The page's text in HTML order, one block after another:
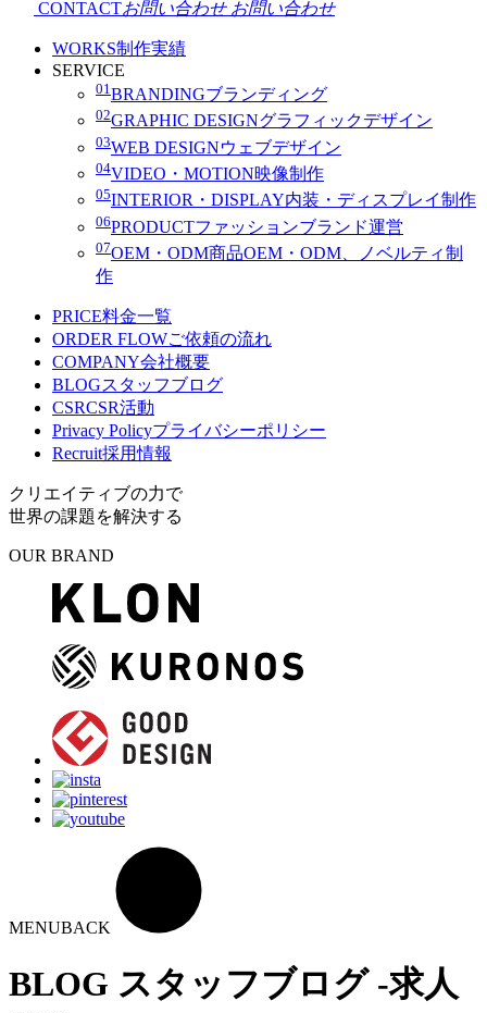
CONTACTお問い合わせ お問い合わせ
WORKS制作実績
SERVICE
01 BRANDINGブランディング
02GRAPHIC DESIGNグラフィックデザイン
03WEB DESIGNウェブデザイン
04VIDEO・MOTION映像制作
05INTERIOR・DISPLAY内装・ディスプレイ制作
06PRODUCTファッションブランド運営
07OEM・ODM商品OEM・ODM、ノベルティ制
作
PRICE料金一覧
ORDER FLOWご依頼の流れ
COMPANY会社概要
BLOGスタッフブログ
CSRCSR活動
Privacy Policyプライバシーポリシー
Recruit採用情報
クリエイティブの力で
世界の課題を解決する
OUR BRAND
MENUBACK
BLOG スタッフブログ -求人